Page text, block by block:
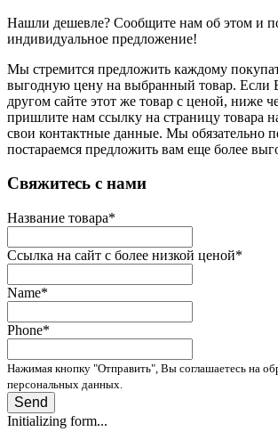
Нашли дешевле? Сообщите нам об этом и
индивидуальное предложение!
Мы стремится предложить каждому
выгодную цену на выбранный товар. Если
другом сайте этот же товар с ценой, ниже
пришлите нам ссылку на страницу товара
свои контактные данные. Мы обязательно
постараемся предложить вам еще более
­Свяжитесь с нами
Название товара*
Ссылка на сайт с более низкой ценой*
Name*
Phone*
Нажимая кнопку "Отправить", Вы соглашаетесь на
персональных данных.
Send
Initializing form...